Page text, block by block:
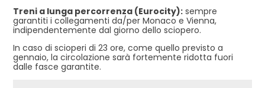
Treni a lunga percorrenza (Eurocity): sempre
garantiti i collegamenti da/per Monaco e Vienna,
indipendentemente dal giorno dello sciopero.
In caso di scioperi di 23 ore, come quello previsto a
gennaio, la circolazione sarà fortemente ridotta fuori
dalle fasce garantite.